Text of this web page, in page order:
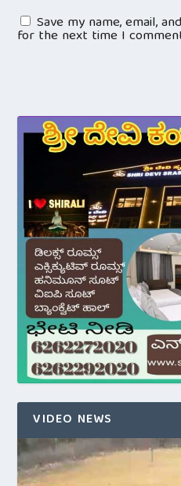
Save my name, email,
for the next time I
VIDEO NEWS